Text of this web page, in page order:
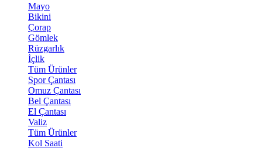
Mayo
Bikini
Çorap
Gömlek
Rüzgarlık
İçlik
Tüm Ürünler
Spor Çantası
Omuz Çantası
Bel Çantası
El Çantası
Valiz
Tüm Ürünler
Kol Saati